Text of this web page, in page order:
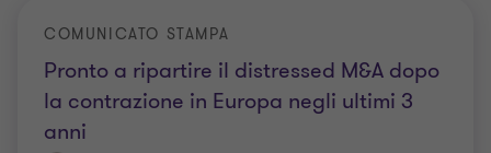
Pronto a ripartire il distressed M&A dopo
la contrazione in Europa negli ultimi 3
anni
COMUNICATO STAMPA